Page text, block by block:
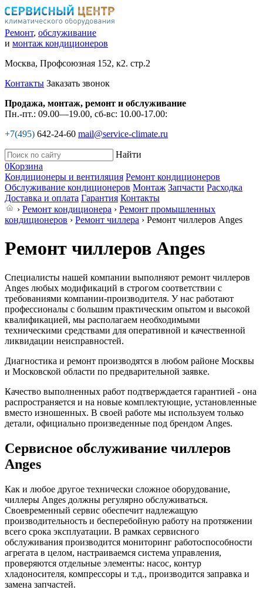
Ремонт, обслуживание
и монтаж кондиционеров
Москва, Профсоюзная 152, к2. стр.2
Контакты Заказать звонок
Продажа, монтаж, ремонт и обслуживание
Пн.-пт.: 09.00—19.00, сб-вс: 10.00-17.00:
+7(495) 642-24-60 mail@service-climate.ru
Найти
0Корзина
Кондиционеры и вентиляция Ремонт кондиционеров
Обслуживание кондиционеров Монтаж Запчасти Расходка
Доставка и оплата Гарантия Контакты
› Ремонт кондиционера › Ремонт промышленных
кондиционеров › Ремонт чиллера › Ремонт чиллеров Anges
Ремонт чиллеров Anges
Специалисты нашей компании выполняют ремонт чиллеров
Anges любых модификаций в строгом соответствии с
требованиями компании-производителя. У нас работают
профессионалы с большим практическим опытом и высокой
квалификацией, мы располагаем необходимыми
техническими средствами для оперативной и качественной
ликвидации неисправностей.
Диагностика и ремонт производятся в любом районе Москвы
и Московской области по предварительной заявке.
Качество выполненных работ подтверждается гарантией - она
распространяется и на новые комплектующие, установленные
вместо изношенных. В своей работе мы используем только
детали, официально произведенные под брендом Anges.
Сервисное обслуживание чиллеров
Anges
Как и любое другое технически сложное оборудование,
чиллеры Anges должны регулярно обслуживаться.
Своевременный сервис обеспечит надлежащую
производительность и бесперебойную работу на протяжении
всего срока эксплуатации. В рамках сервисного
обслуживания производится мониторинг работоспособности
агрегата в целом, настраиваемся система управления,
проверяются отдельные элементы: насос, контур
хладоносителя, компрессоры и т.д., производится заправка и
замена запчастей.